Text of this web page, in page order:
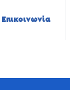
Επικοινωνία